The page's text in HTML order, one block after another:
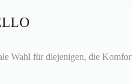
Wahl für diejenigen, die